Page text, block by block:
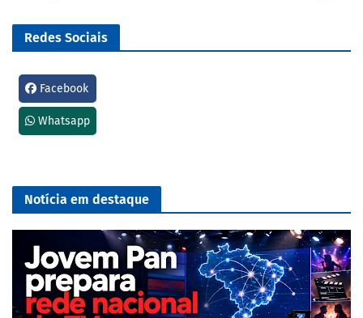
Redes Sociais
Facebook
Whatsapp
Notícia em destaque